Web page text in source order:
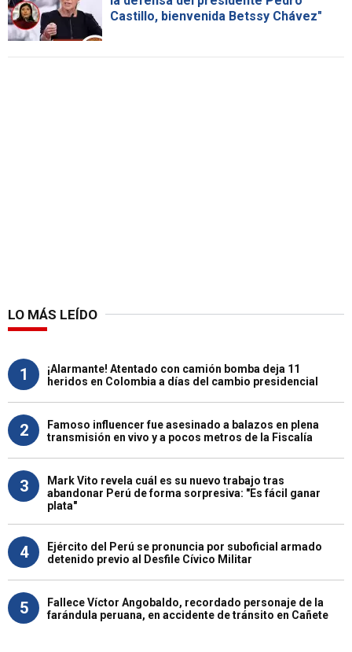
Castillo, bienvenida Betssy Chávez"
LO MÁS LEÍDO
1
¡Alarmante! Atentado con camión bomba deja 11
heridos en Colombia a días del cambio presidencial
2
Famoso influencer fue asesinado a balazos en plena
transmisión en vivo y a pocos metros de la Fiscalía
3
Mark Vito revela cuál es su nuevo trabajo tras
abandonar Perú de forma sorpresiva: "Es fácil ganar
plata"
4
Ejército del Perú se pronuncia por suboficial armado
detenido previo al Desfile Cívico Militar
5
Fallece Víctor Angobaldo, recordado personaje de la
farándula peruana, en accidente de tránsito en Cañete